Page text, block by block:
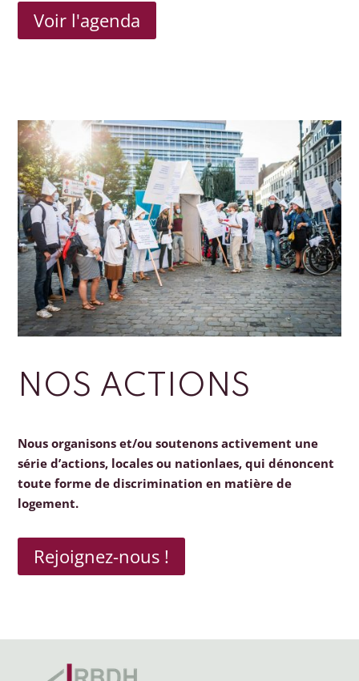
Voir l'agenda
NOS ACTIONS
Nous organisons et/ou soutenons activement une
série d’actions, locales ou nationlaes, qui dénoncent
toute forme de discrimination en matière de
logement.
Rejoignez-nous !